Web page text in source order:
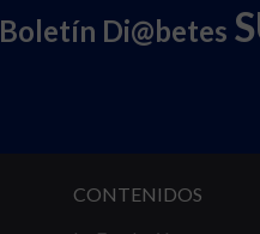
Boletín Di@betes
CONTENIDOS